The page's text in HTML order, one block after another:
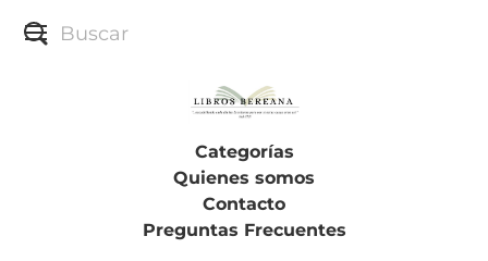
Categorías
Quienes somos
Contacto
Preguntas Frecuentes